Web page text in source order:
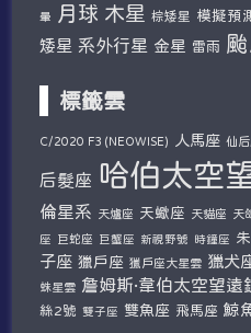
暈 月球 木星 棕矮星 模擬預
矮星 系外行星 金星 雷雨
標籤雲
C/2020 F3 (NEOWISE) 人馬座 仙后
后髮座 哈伯太空
倫星系
天爐座 天蠍座 天貓座 天
座 巨蛇座 巨蟹座 新視野號 時鐘座
子座 獵戶座 獵戶座大星雲 獵犬
蛛星雲 詹姆斯·韋伯太空望遠
絲2號
雙子座 雙魚座 飛馬座 鯨